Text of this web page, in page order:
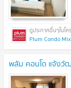
Plum Condo
พลัม คอนโด แจ้งวั